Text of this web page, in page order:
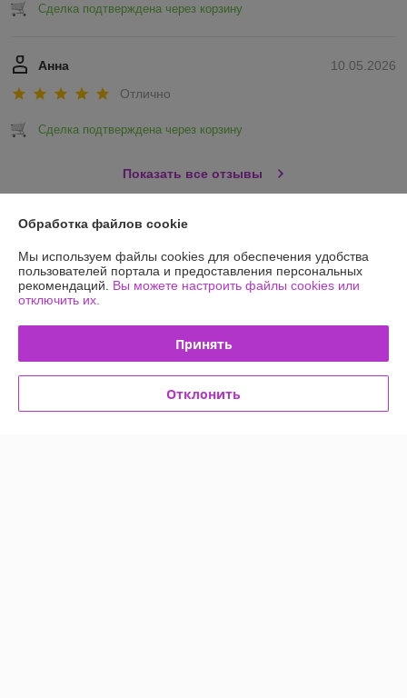
Сделка подтверждена через корзину
10.05.2026
Анна
Отлично
Сделка подтверждена через корзину
Показать все отзывы
О нас
Контакты
График работы
Обработка файлов cookie
Мы используем файлы cookies для обеспечения удобства
пользователей портала и предоставления персональных
рекомендаций. Вы можете настроить файлы cookies или
отключить их.
Принять
Отклонить